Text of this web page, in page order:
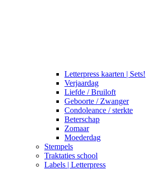
Letterpress kaarten | Sets!
Verjaardag
Liefde / Bruiloft
Geboorte / Zwanger
Condoleance / sterkte
Beterschap
Zomaar
Moederdag
Stempels
Traktaties school
Labels | Letterpress